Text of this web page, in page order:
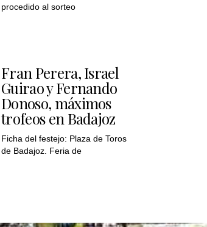
procedido al sorteo
Fran Perera, Israel
Guirao y Fernando
Donoso, máximos
trofeos en Badajoz
Ficha del festejo: Plaza de Toros
de Badajoz. Feria de